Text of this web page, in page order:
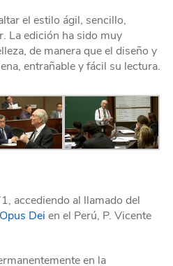
el estilo ágil, sencillo,
La edición ha sido muy
de manera que el diseño y
entrañable y fácil su lectura.
accediendo al llamado del
Opus Dei en el Perú, P. Vicente
en la